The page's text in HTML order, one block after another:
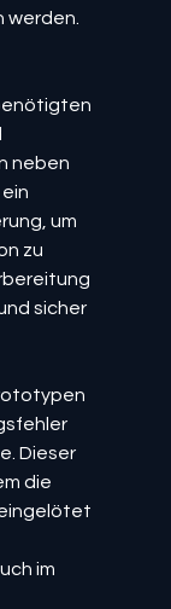
werden.
neben
um
zu
sicher
Dieser
die
im